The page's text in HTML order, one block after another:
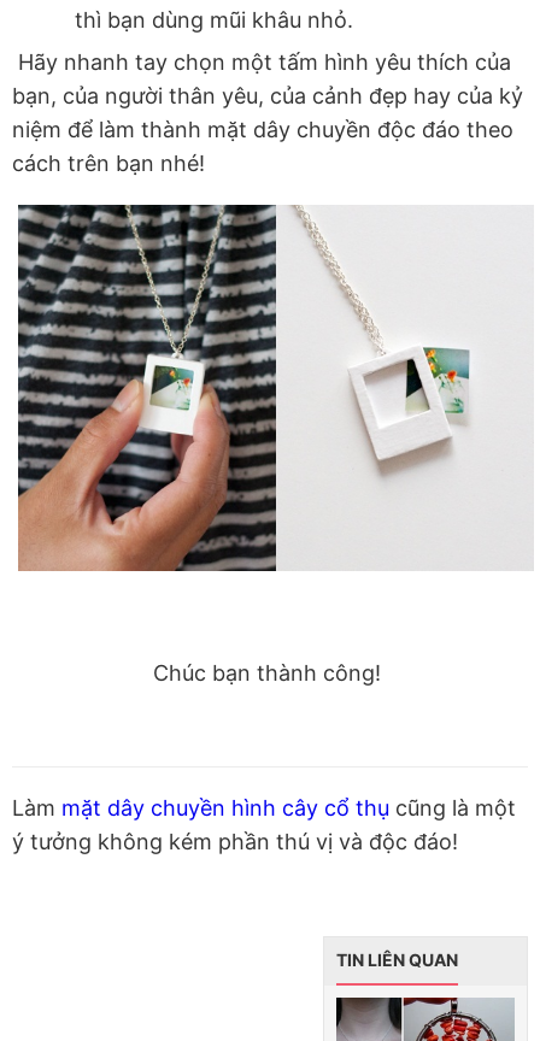
thì bạn dùng mũi khâu nhỏ.
Hãy nhanh tay chọn một tấm hình yêu thích của
bạn, của người thân yêu, của cảnh đẹp hay của kỷ
niệm để làm thành mặt dây chuyền độc đáo theo
cách trên bạn nhé!
Chúc bạn thành công!
Làm mặt dây chuyền hình cây cổ thụ cũng là một
ý tưởng không kém phần thú vị và độc đáo!
TIN LIÊN QUAN